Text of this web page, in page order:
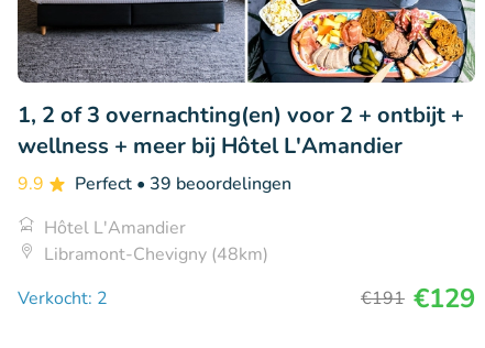
1, 2 of 3 overnachting(en) voor 2 + ontbijt +
wellness + meer bij Hôtel L'Amandier
9.9 Perfect • 39 beoordelingen
Hôtel L'Amandier
Libramont-Chevigny (48km)
Verkocht: 2
€191 €129